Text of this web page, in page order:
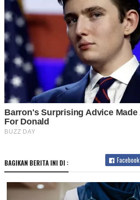
BAGIKAN BERITA INI DI : Facebook